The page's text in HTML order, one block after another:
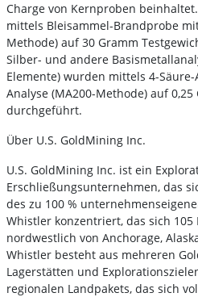
Charge von Kernproben
mittels Bleisammel-Brandprobe mit
Methode) auf 30 Gramm
Silber- und andere
Elemente) wurden mittels 4-Säure-
Analyse (MA200-Methode) auf
durchgeführt.
Über U.S. GoldMining Inc.
U.S. GoldMining Inc. ist ein
Erschließungsunternehmen, das
des zu 100 %
Whistler konzentriert, das sich 105
nordwestlich von Anchorage,
Whistler besteht aus mehreren
Lagerstätten und
regionalen Landpakets, das sich